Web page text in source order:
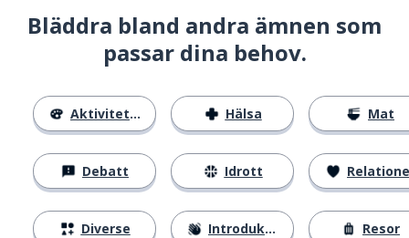
Bläddra bland andra ämnen som
passar dina behov.
Aktiviteter
Debatt
Diverse
Hälsa
Idrott
Introduktion
Mat
Resor